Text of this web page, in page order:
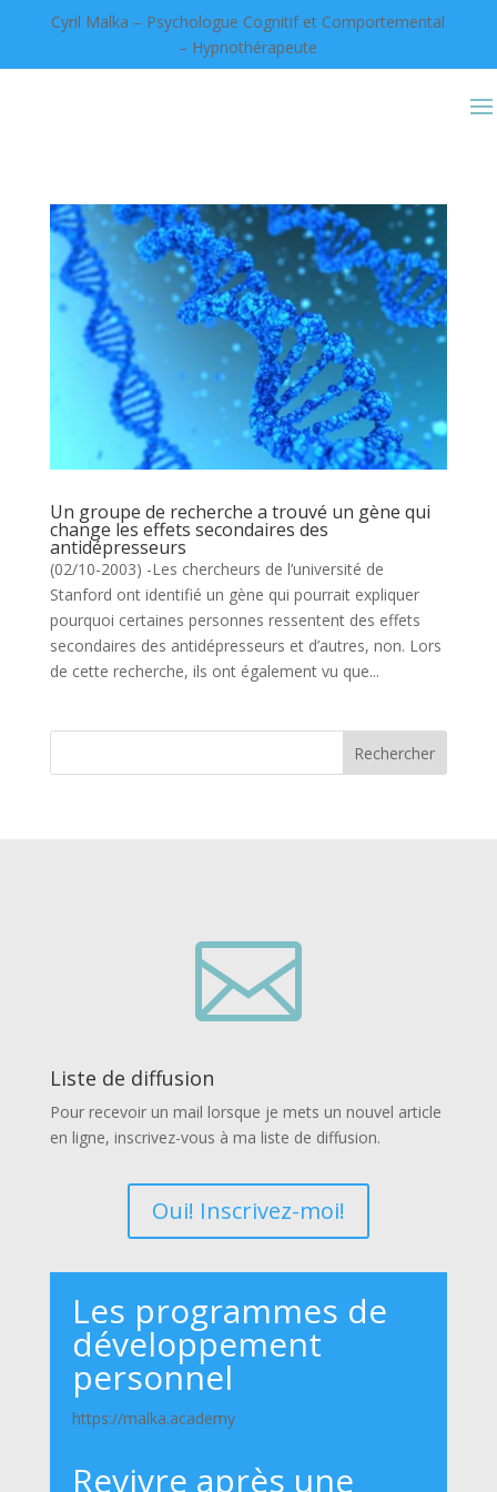
Cyril Malka – Psychologue Cognitif et Comportemental
– Hypnothérapeute
Un groupe de recherche a trouvé un gène qui
change les effets secondaires des
antidépresseurs
(02/10-2003) -Les chercheurs de l’université de
Stanford ont identifié un gène qui pourrait expliquer
pourquoi certaines personnes ressentent des effets
secondaires des antidépresseurs et d’autres, non. Lors
de cette recherche, ils ont également vu que...
Rechercher

Liste de diffusion
Pour recevoir un mail lorsque je mets un nouvel article
en ligne, inscrivez-vous à ma liste de diffusion.
Oui! Inscrivez-moi!
Les programmes de
développement
personnel
https://malka.academy
Revivre après une